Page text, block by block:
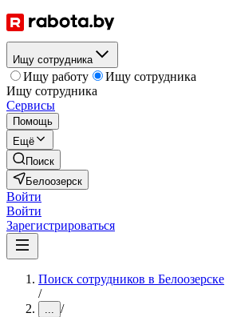
Ищу сотрудника
Ищу работу
Ищу сотрудника
Ищу сотрудника
Сервисы
Помощь
Ещё
Поиск
Белоозерск
Войти
Войти
Зарегистрироваться
Поиск сотрудников в Белоозерске
/
... /